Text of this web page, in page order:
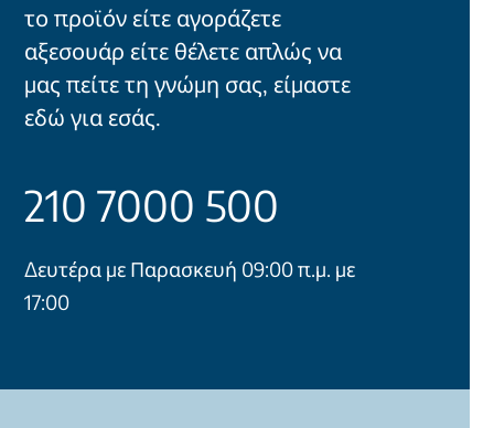
το προϊόν είτε αγοράζετε
αξεσουάρ είτε θέλετε απλώς να
μας πείτε τη γνώμη σας, είμαστε
εδώ για εσάς.
210 7000 500
Δευτέρα με Παρασκευή 09:00 π.μ. με
17:00